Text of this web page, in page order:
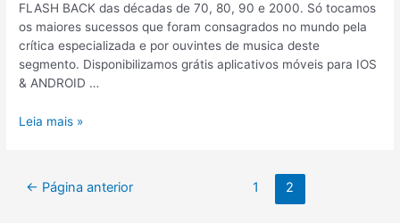
FLASH BACK das décadas de 70, 80, 90 e 2000. Só tocamos
os maiores sucessos que foram consagrados no mundo pela
crítica especializada e por ouvintes de musica deste
segmento. Disponibilizamos grátis aplicativos móveis para IOS
& ANDROID …
Leia mais »
← Página anterior 1 2